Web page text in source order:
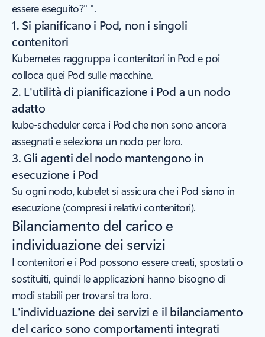
essere eseguito?" ".
1. Si pianificano i Pod, non i singoli
contenitori
Kubernetes raggruppa i contenitori in Pod e poi
colloca quei Pod sulle macchine.
2. L'utilità di pianificazione i Pod a un nodo
adatto
kube-scheduler cerca i Pod che non sono ancora
assegnati e seleziona un nodo per loro.
3. Gli agenti del nodo mantengono in
esecuzione i Pod
Su ogni nodo, kubelet si assicura che i Pod siano in
esecuzione (compresi i relativi contenitori).
Bilanciamento del carico e
individuazione dei servizi
I contenitori e i Pod possono essere creati, spostati o
sostituiti, quindi le applicazioni hanno bisogno di
modi stabili per trovarsi tra loro.
L'individuazione dei servizi e il bilanciamento
del carico sono comportamenti integrati